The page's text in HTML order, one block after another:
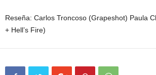
Reseña: Carlos Troncoso (Grapeshot) Paula
+ Hell’s Fire)